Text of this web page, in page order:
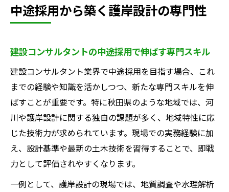
中途採用から築く護岸設計の専門性
建設コンサルタントの中途採用で伸ばす専門スキル
建設コンサルタント業界で中途採用を目指す場合、これ
までの経験や知識を活かしつつ、新たな専門スキルを伸
ばすことが重要です。特に秋田県のような地域では、河
川や護岸設計に関する独自の課題が多く、地域特性に応
じた技術力が求められています。現場での実務経験に加
え、設計基準や最新の土木技術を習得することで、即戦
力として評価されやすくなります。
一例として、護岸設計の現場では、地質調査や水理解析